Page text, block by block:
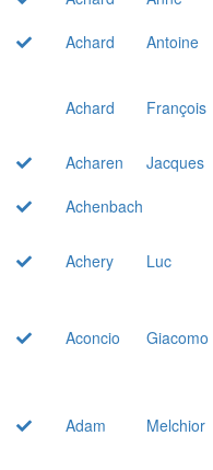
Achard
Antoine
Achard
François
Acharen
Jacques
Achenbach
Achery
Luc
Aconcio Giacomo
Adam Melchior